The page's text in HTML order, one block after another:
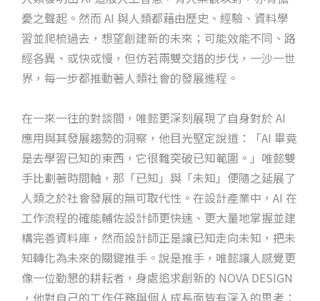
憂之聲起。然而 AI 與人類都藉由歷史、經驗、資料學
習並爬梳過去，想望創建新的未來；可能效能不同、路
經各異、或快或慢，但仿若兩雙交錯的步伐，一沙一世
界，每一步都推動著人類社會的發展進程。
在一來一往的對談間，唯懿更深刻展現了自身對於 AI
應用與其發展趨勢的洞察，他目光堅定說道：「AI 畢竟
是去學習已知的東西，它很難突破已知範圍。」唯懿雙
手比劃著時間軸，那「已知」與「未知」便隨之延展了
人類之於社會發展的無可取代性。在設計產業中，AI 在
工作流程的確能輔佐設計師更快速、更大量地掌握並建
構完善資料庫，然而設計師正是讓已知走向未知，把未
知轉化為未來的關鍵推手。說是推手，唯懿讓人感覺更
像一位勤懇的耕耘者，身處追求創新的 NOVA DESIGN